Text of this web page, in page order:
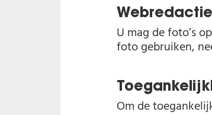
Webredactie
U mag de foto’s
foto gebruiken,
Om de